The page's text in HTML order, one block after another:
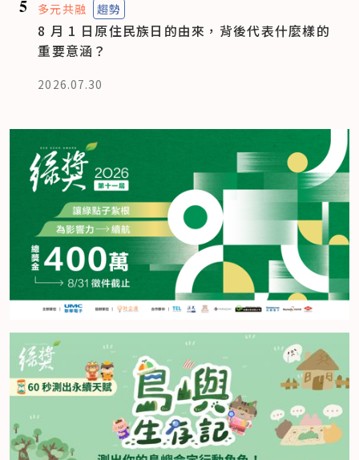
5 多元共融 趨勢
8 月 1 日原住民族日的由來，背後代表什麼樣的
重要意涵？
2026.07.30